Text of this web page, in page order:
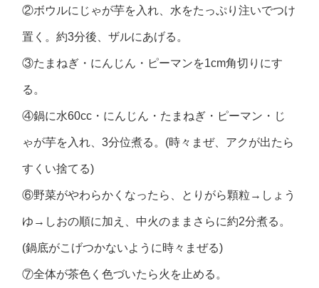
②ボウルにじゃが芋を入れ、水をたっぷり注いでつけ
置く。約3分後、ザルにあげる。
③たまねぎ・にんじん・ピーマンを1cm角切りにす
る。
④鍋に水60cc・にんじん・たまねぎ・ピーマン・じ
ゃが芋を入れ、3分位煮る。(時々まぜ、アクが出たら
すくい捨てる)
⑥野菜がやわらかくなったら、とりがら顆粒→しょう
ゆ→しおの順に加え、中火のままさらに約2分煮る。
(鍋底がこげつかないように時々まぜる)
⑦全体が茶色く色づいたら火を止める。